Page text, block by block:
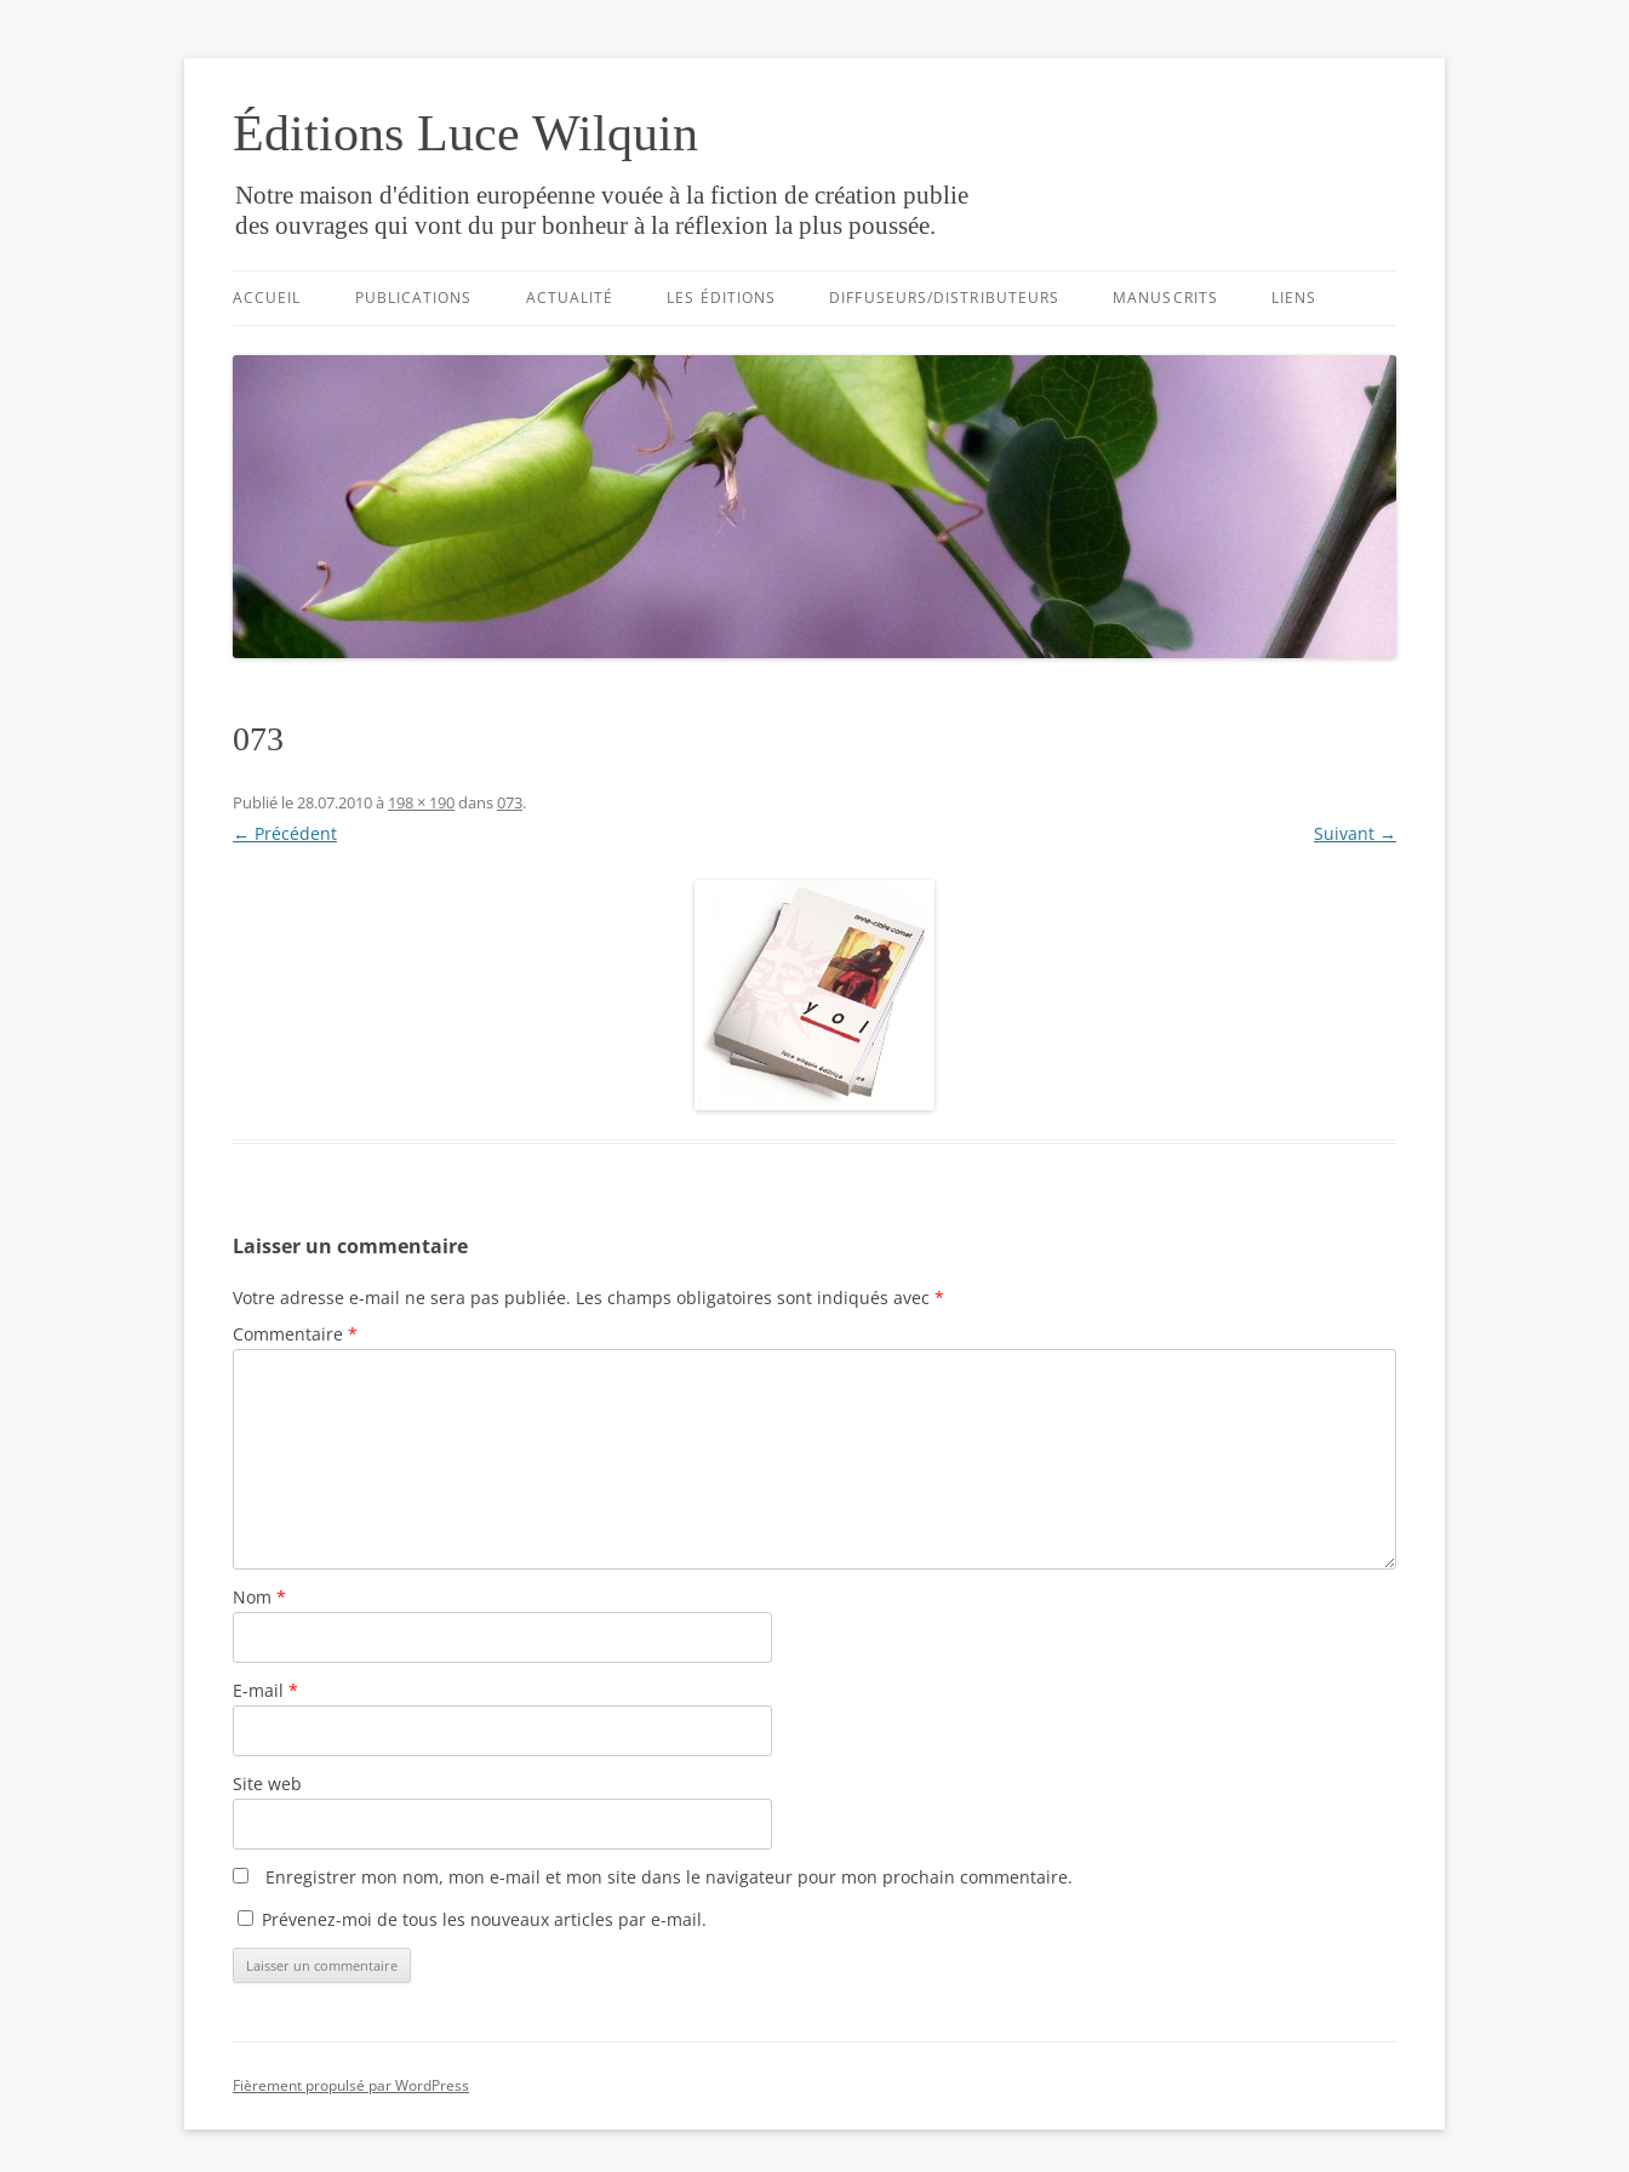
Éditions Luce Wilquin
Notre maison d'édition européenne vouée à la fiction de création publie
des ouvrages qui vont du pur bonheur à la réflexion la plus poussée.
au
ACCUEIL PUBLICATIONS ACTUALITÉ LES ÉDITIONS DIFFUSEURS/DISTRIBUTEURS MANUSCRITS LIENS
073
Publié le28.07.2010à 198 × 190dans073.
← Précédent Suivant →
Laisser un commentaire
Votre adresse e-mail ne sera pas publiée. Les champs obligatoires sont indiqués avec *
Commentaire *
Nom *
E-mail *
Site web
Enregistrer mon nom, mon e-mail et mon site dans le navigateur pour mon prochain commentaire.
Prévenez-moi de tous les nouveaux articles par e-mail.
Fièrement propulsé par WordPress